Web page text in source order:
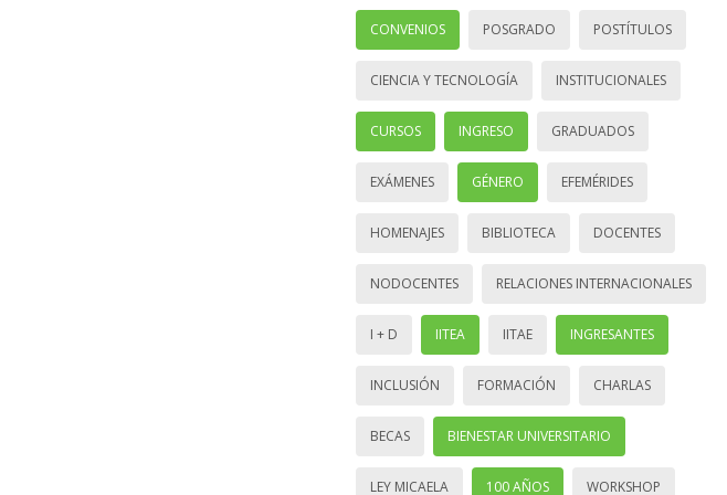
CONVENIOS POSGRADO POSTÍTULOS
CIENCIA Y TECNOLOGÍA INSTITUCIONALES
CURSOS INGRESO GRADUADOS
EXÁMENES GÉNERO EFEMÉRIDES
HOMENAJES BIBLIOTECA DOCENTES
NODOCENTES RELACIONES INTERNACIONALES
I + D IITEA IITAE INGRESANTES
INCLUSIÓN FORMACIÓN CHARLAS
BECAS BIENESTAR UNIVERSITARIO
LEY MICAELA 100 AÑOS WORKSHOP